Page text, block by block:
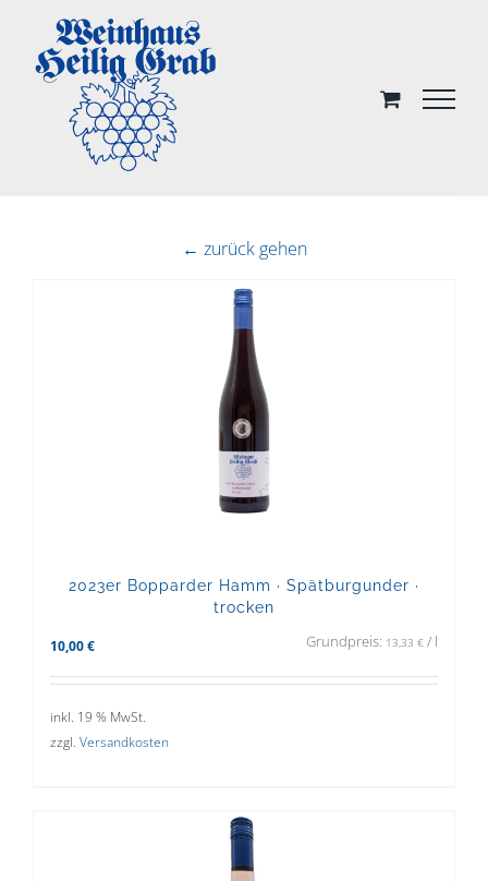
content
← zurück gehen
2023er Bopparder Hamm · Spätburgunder ·
trocken
10,00 € Grundpreis: 13,33 € / l
inkl. 19 % MwSt.
zzgl. Versandkosten